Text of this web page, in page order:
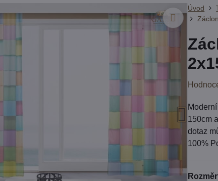
Úvod
150cm
dotaz
100%